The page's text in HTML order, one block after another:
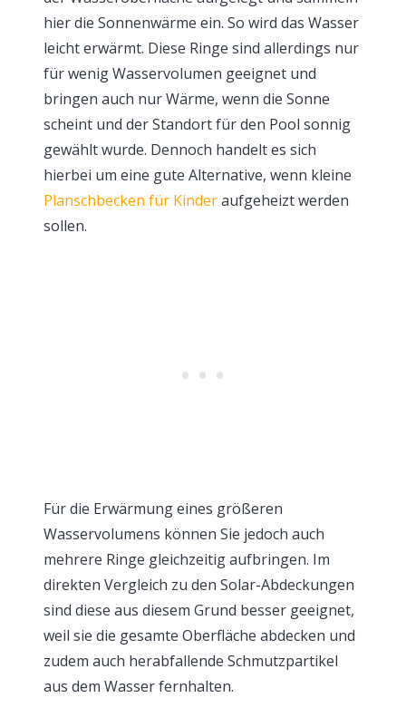
hier die Sonnenwärme ein. So wird das Wasser
leicht erwärmt. Diese Ringe sind allerdings nur
für wenig Wasservolumen geeignet und
bringen auch nur Wärme, wenn die Sonne
scheint und der Standort für den Pool sonnig
gewählt wurde. Dennoch handelt es sich
hierbei um eine gute Alternative, wenn kleine
Planschbecken für Kinderaufgeheizt werden
sollen.
Für die Erwärmung eines größeren
Wasservolumens können Sie jedoch auch
mehrere Ringe gleichzeitig aufbringen. Im
direkten Vergleich zu den Solar-Abdeckungen
sind diese aus diesem Grund besser geeignet,
weil sie die gesamte Oberfläche abdecken und
zudem auch herabfallende Schmutzpartikel
aus dem Wasser fernhalten.